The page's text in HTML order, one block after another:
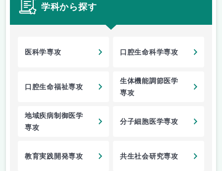
学科から探す
医科学専攻 口腔生命科学専攻
口腔生命福祉専攻
生体機能調節医学
専攻
地域疾病制御医学
専攻
分子細胞医学専攻
教育実践開発専攻 共生社会研究専攻